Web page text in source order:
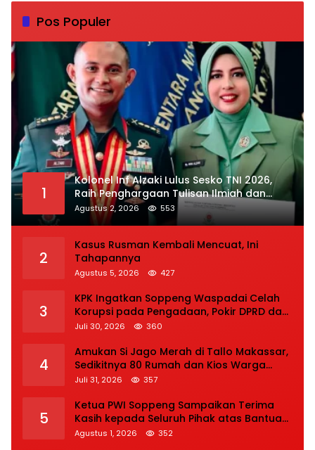
Pos Populer
1
Kolonel Inf Alzaki Lulus Sesko TNI 2026,
Raih Penghargaan Tulisan Ilmiah dan
Jasmani Terbaik
Agustus 2, 2026 553
2
Kasus Rusman Kembali Mencuat, Ini
Tahapannya
Agustus 5, 2026 427
3
KPK Ingatkan Soppeng Waspadai Celah
Korupsi pada Pengadaan, Pokir DPRD dan
Bansos
Juli 30, 2026 360
4
Amukan Si Jago Merah di Tallo Makassar,
Sedikitnya 80 Rumah dan Kios Warga
Hangus, Pemadaman Berlangsung Tiga
Juli 31, 2026 357
5
Ketua PWI Soppeng Sampaikan Terima
Kasih kepada Seluruh Pihak atas Bantuan
terhadap Adiknya Korban Kecelakaan
Agustus 1, 2026 352